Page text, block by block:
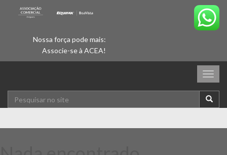
Nossa força pode mais:
Associe-se à ACEA!